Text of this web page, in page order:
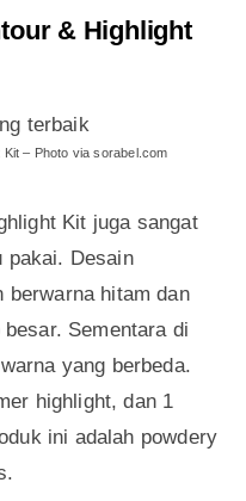
& Highlight
Kit – Photo via sorabel.com
Kit juga sangat
pakai. Desain
berwarna hitam dan
Sementara di
yang berbeda.
highlight, dan 1
ini adalah powdery